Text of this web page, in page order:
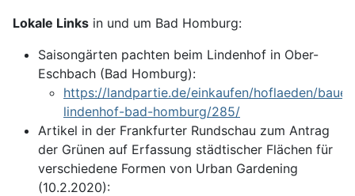
Lokale Links in und um Bad Homburg:
Saisongärten pachten beim Lindenhof in Ober-
Eschbach (Bad Homburg):
https://landpartie.de/einkaufen/hoflaeden/
lindenhof-bad-homburg/285/
Artikel in der Frankfurter Rundschau zum Antrag
der Grünen auf Erfassung städtischer Flächen für
verschiedene Formen von Urban Gardening
(10.2.2020):